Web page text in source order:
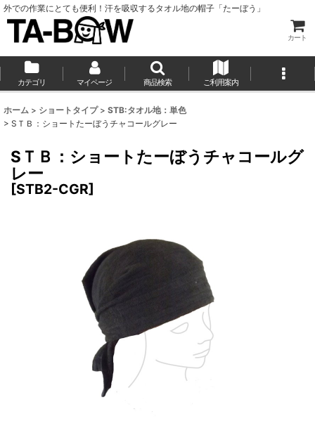
外での作業にとても便利！汗を吸収するタオル地の帽子「たーぼう」
カート
カテゴリ マイページ 商品検索 ご利用案内
ホーム > ショートタイプ > STB:タオル地：単色
> SＴＢ：ショートたーぼうチャコールグレー
SＴＢ：ショートたーぼうチャコールグ
レー
[STB2-CGR]